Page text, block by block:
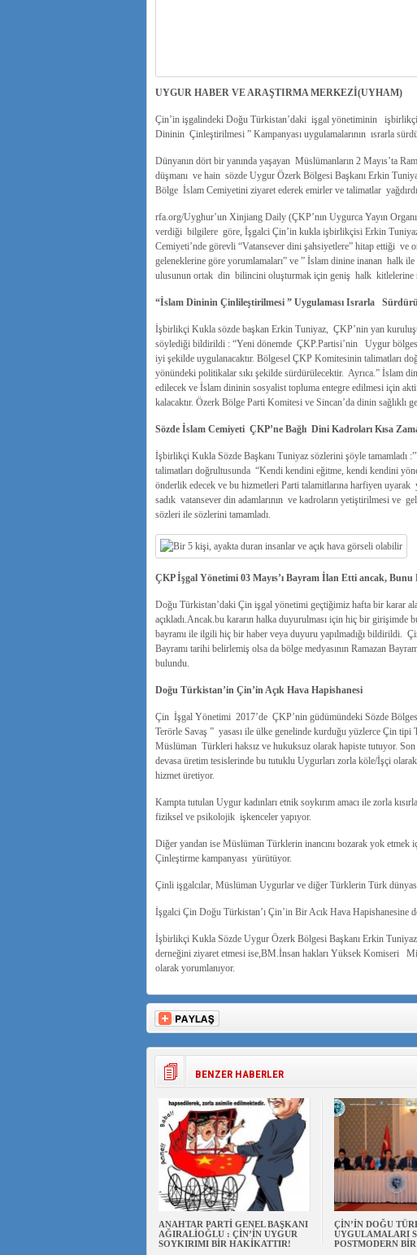
UYGUR HABER VE ARAŞTIRMA MERKEZİ(UYHAM)
Çin’in işgalindeki Doğu Türkistan’daki işgal yönetiminin
Dininin Çinleştirilmesi ” Kampanyası uygulamalarının ısrarla
Dünyanın dört bir yanında yaşayan Müslümanların 2 Mayıs’ta
düşmanı ve hain sözde Uygur Özerk Bölgesi Başkanı Erkin
Bölge İslam Cemiyetini ziyaret ederek emirler ve talimatlar
rfa.org/Uyghur’un Xinjiang Daily (ÇKP’nın Uygurca Yayın
verdiği bilgilere göre, İşgalci Çin’in kukla işbirlikçisi Erkin
Cemiyeti’nde görevli “Vatansever dini şahsiyetlere” hitap ettiği
geleneklerine göre yorumlamaları” ve ” İslam dinine inanan halk
ulusunun ortak din bilincini oluşturmak için geniş halk kitlelerine
“İslam Dininin Çinlileştirilmesi ” Uygulaması Israrla
İşbirlikçi Kukla sözde başkan Erkin Tuniyaz, ÇKP’nin yan
söylediği bildirildi : “Yeni dönemde ÇKP.Partisi’nin Uygur
iyi şekilde uygulanacaktır. Bölgesel ÇKP Komitesinin talimatları
yönündeki politikalar sıkı şekilde sürdürülecektir. Ayrıca.” İslam
edilecek ve İslam dininin sosyalist topluma entegre edilmesi için
kalacaktır. Özerk Bölge Parti Komitesi ve Sincan’da dinin sağlıklı
Sözde İslam Cemiyeti ÇKP’ne Bağlı Dini Kadroları Kısa
İşbirlikçi Kukla Sözde Başkanı Tuniyaz sözlerini şöyle
talimatları doğrultusunda “Kendi kendini eğitme, kendi kendini
önderlik edecek ve bu hizmetleri Parti talamitlarına harfiyen
sadık vatansever din adamlarının ve kadroların yetiştirilmesi ve
sözleri ile sözlerini tamamladı.
ÇKP İşgal Yönetimi 03 Mayıs’ı Bayram İlan Etti ancak,
Doğu Türkistan’daki Çin işgal yönetimi geçtiğimiz hafta bir karar
açıkladı.Ancak.bu kararın halka duyurulması için hiç bir girişimde
bayramı ile ilgili hiç bir haber veya duyuru yapılmadığı bildirildi.
Bayramı tarihi belirlemiş olsa da bölge medyasının Ramazan
bulundu.
Doğu Türkistan’in Çin’in Açık Hava Hapishanesi
Çin İşgal Yönetimi 2017’de ÇKP’nin güdümündeki Sözde
Terörle Savaş ” yasası ile ülke genelinde kurduğu yüzlerce Çin tipi
Müslüman Türkleri haksız ve hukuksuz olarak hapiste tutuyor.
devasa üretim tesislerinde bu tutuklu Uygurları zorla köle/İşçi
hizmet üretiyor.
Kampta tutulan Uygur kadınları etnik soykırım amacı ile zorla
fiziksel ve psikolojik işkenceler yapıyor.
Diğer yandan ise Müslüman Türklerin inancını bozarak yok
Çinleştirme kampanyası yürütüyor.
Çinli işgalcılar, Müslüman Uygurlar ve diğer Türklerin Türk
İşgalci Çin Doğu Türkistan’ı Çin’in Bir Acık Hava Hapishanesine
İşbirlikçi Kukla Sözde Uygur Özerk Bölgesi Başkanı Erkin
derneğini ziyaret etmesi ise,BM.İnsan hakları Yüksek Komiseri
olarak yorumlanıyor.
BENZER HABERLER
ANAHTAR PARTİ GENEL BAŞKANI
AĞIRALİOĞLU : ÇİN’İN UYGUR
SOYKIRIMI BİR HAKİKATTIR!
ÇİN’İN DOĞU
UYGULAMALARI
POSTMODERN